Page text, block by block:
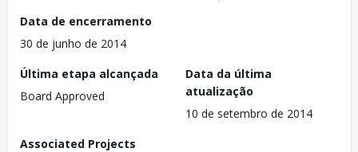
Data de encerramento
30 de junho de 2014
Última etapa alcançada
Board Approved
Data da última
atualização
10 de setembro de 2014
Associated Projects